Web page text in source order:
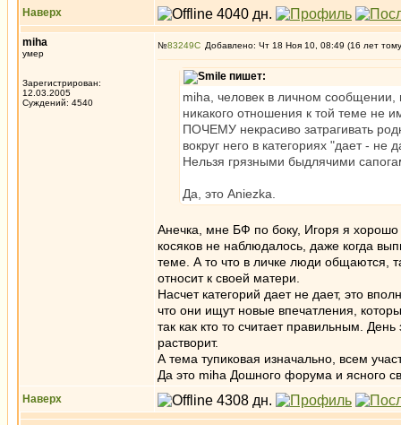
Наверх
miha
умер
Зарегистрирован:
12.03.2005
Суждений: 4540
№83249 Добавлено: Чт 18 Ноя 10, 08:49 (16 лет
пишет:
miha, человек в личном сообщении,
никакого отношения к той теме не
ПОЧЕМУ некрасиво затрагивать
вокруг него в категориях "дает -
Нельзя грязными быдлячими
Да, это Aniezka.
Анечка, мне БФ по боку, Игоря я хорошо
косяков не наблюдалось, даже когда
теме. А то что в личке люди общаются,
относит к своей матери.
Насчет категорий дает не дает, это
что они ищут новые впечатления,
так как кто то считает правильным.
растворит.
А тема тупиковая изначально, всем
Да это miha Дошного форума и ясного
Наверх